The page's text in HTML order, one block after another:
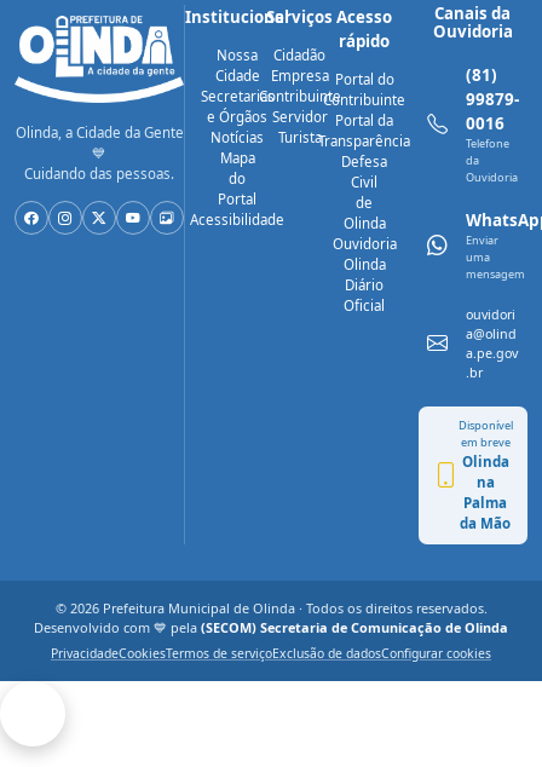
Olinda, a Cidade da Gente
💙
Cuidando das pessoas.
Institucional
Nossa
Cidade
Secretarias
e Órgãos
Notícias
Mapa
do
Portal
Acessibilidade
Serviços
Cidadão
Empresa
Contribuinte
Servidor
Turista
Acesso
rápido
Portal do
Contribuinte
Portal da
Transparência
Defesa
Civil
de
Olinda
Ouvidoria
Olinda
Diário
Oficial
Canais da
Ouvidoria
(81)
99879-
0016
Telefone
da
Ouvidoria
Enviar
uma
mensagem
ouvidori
a@olind
a.pe.gov
.br
Disponível
em breve
Olinda
na
Palma
da Mão
© 2026 Prefeitura Municipal de Olinda · Todos os direitos reservados.
Desenvolvido com 💙 pela (SECOM) Secretaria de Comunicação de Olinda
PrivacidadeCookiesTermos de serviçoExclusão de dadosConfigurar cookies